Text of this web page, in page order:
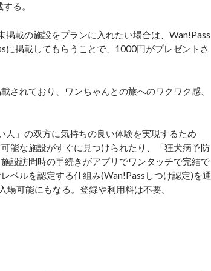
る。
載の施設をプランに入れたい場合は、Wan!Pass
掲載してもらうことで、1000円がプレゼントさ
れており、ワンちゃんとの旅へのワクワク感、
」の双方に気持ちの良い体験を実現するため
能な施設がすぐに見つけられたり、「狂犬病予防
設訪問時の手続きがアプリでワンタッチで完結で
ベルを認定する仕組み(Wan!Passしつけ認定)を通
可能にもなる。登録や利用料は不要。